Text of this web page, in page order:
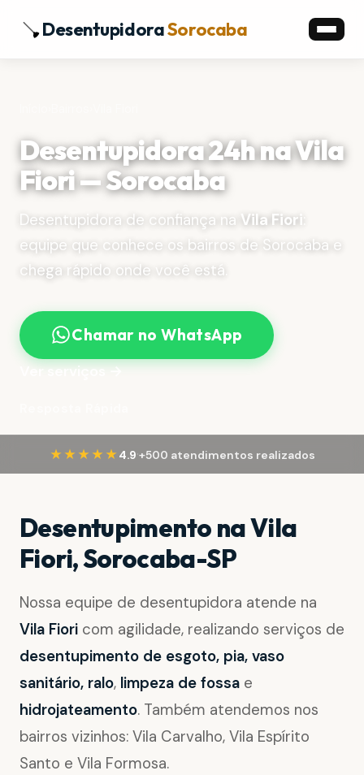
DesentupidoraSorocaba
Desentupidora 24h na Vila
Fiori — Sorocaba
Desentupidora de confiança na Vila Fiori
equipe que conhece os bairros de Sorocaba e
chega rápido onde você está.
Chamar no WhatsApp
Ver serviços →
★★★★★ 4.9·+500 atendimentos realizados
Desentupimento na Vila
Fiori, Sorocaba-SP
Nossa equipe de desentupidora atende na
Vila Fiori com agilidade, realizando serviços de
desentupimento de esgoto, pia, vaso
sanitário, ralo, limpeza de fossa e
hidrojateamento. Também atendemos nos
bairros vizinhos: Vila Carvalho, Vila Espírito
Santo e Vila Formosa.